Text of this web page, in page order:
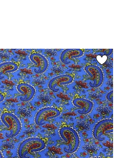
персональных
персональных